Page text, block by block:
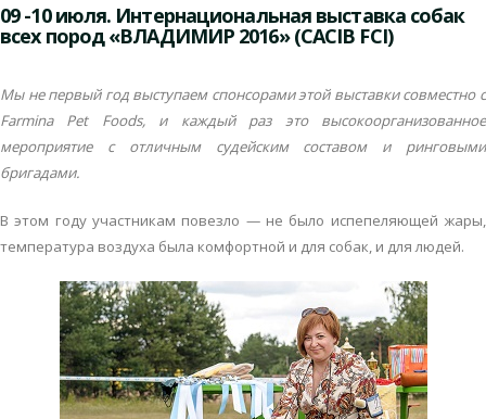
09 -10 июля. Интернациональная выставка собак
всех пород «ВЛАДИМИР 2016» (CACIB FCI)
Мы не первый год выступаем спонсорами этой выставки совместно с
Farmina Pet Foods, и каждый раз это высокоорганизованное
мероприятие с отличным судейским составом и ринговыми
бригадами.
В этом году участникам повезло — не было испепеляющей жары,
температура воздуха была комфортной и для собак, и для людей.